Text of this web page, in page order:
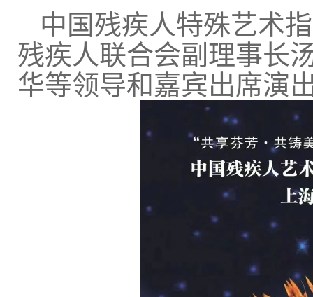
中国残疾人特殊艺术
残疾人联合会副理事长
华等领导和嘉宾出席演